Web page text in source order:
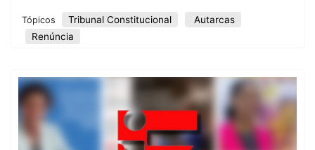
Tópicos Tribunal Constitucional
Autarcas
Renúncia